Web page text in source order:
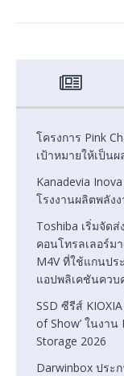
โครงการ Pink
เป้าหมายให้เป็น
Kanadevia
โรงงานผลิตพลัง
Toshiba เริ่มจัด
คอนโทรลเลอร์ม
M4V ที่ใช้แกนป
แอปพลิเคชันควบ
SSD ซีรีส์
of Show’ ในงา
Storage 2026
Darwinbox ประ